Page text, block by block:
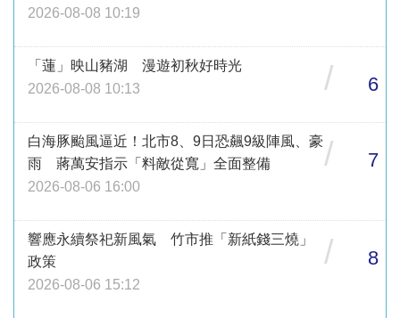
2026-08-08 10:19
「蓮」映山豬湖 漫遊初秋好時光
2026-08-08 10:13
/ 6
白海豚颱風逼近！北市8、9日恐飆9級陣風、豪
雨 蔣萬安指示「料敵從寬」全面整備
2026-08-06 16:00
/ 7
響應永續祭祀新風氣 竹市推「新紙錢三燒」
政策
2026-08-06 15:12
/ 8